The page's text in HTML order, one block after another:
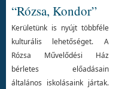
“Rózsa, Kondor”
Kerületünk is nyújt többféle
kulturális lehetőséget. A
Rózsa Művelődési Ház
bérletes előadásain
általános iskolásaink jártak.